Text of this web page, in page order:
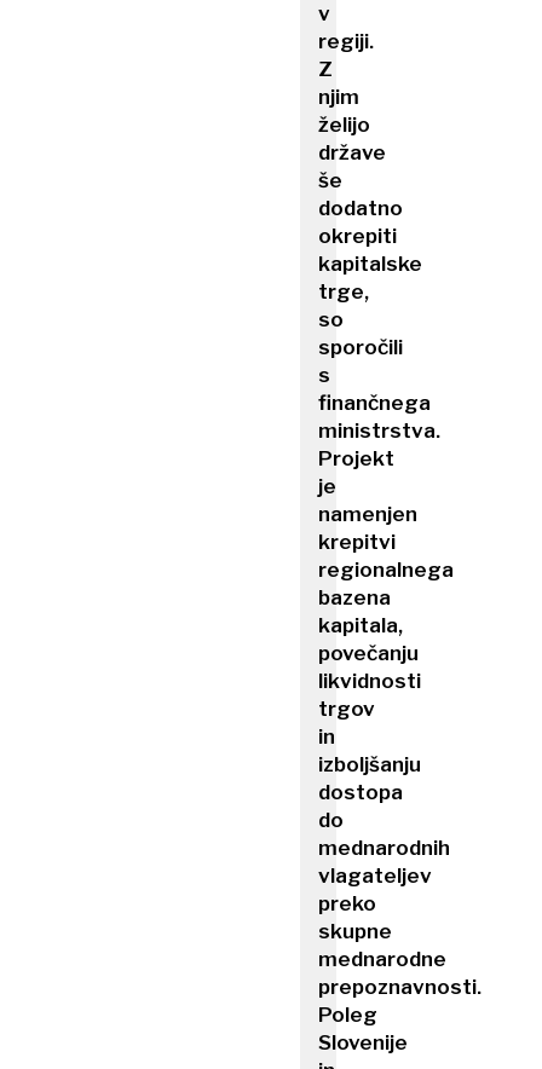
v
regiji.
Z
njim
želijo
države
še
dodatno
okrepiti
kapitalske
trge,
so
sporočili
s
finančnega
ministrstva.
Projekt
je
namenjen
krepitvi
regionalnega
bazena
kapitala,
povečanju
likvidnosti
trgov
in
izboljšanju
dostopa
do
mednarodnih
vlagateljev
preko
skupne
mednarodne
prepoznavnosti.
Poleg
Slovenije